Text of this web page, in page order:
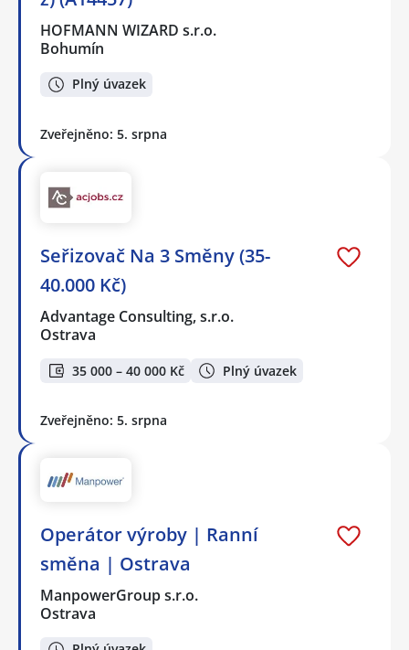
HOFMANN WIZARD s.r.o.
Bohumín
Plný úvazek
Zveřejněno: 5. srpna
Seřizovač Na 3 Směny (35-
40.000 Kč)
Advantage Consulting, s.r.o.
Ostrava
35 000 – 40 000 Kč Plný úvazek
Zveřejněno: 5. srpna
Operátor výroby | Ranní
směna | Ostrava
ManpowerGroup s.r.o.
Ostrava